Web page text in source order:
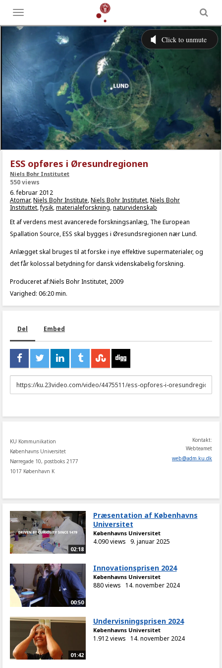
Toggle
menu
ESS opføres i Øresundregionen
Niels Bohr Institutet
550 views
6. februar 2012
Atomar,Niels Bohr Institute,Niels Bohr Institutet,Niels Bohr
Instituttet,fysik,materialeforskning,naturvidenskab
Et af verdens mest avancerede forskningsanlæg, The European
Spallation Source, ESS skal bygges i Øresundsregionen nær Lund.
Anlægget skal bruges til at forske i nye effektive supermaterialer, og
det får kolossal betydning for dansk videnskabelig forskning.
Produceret af:Niels Bohr Institutet, 2009
Varighed: 06:20 min.
Del Embed
URL
to
KU Kommunikation
Københavns Universitet
Nørregade 10, postboks 2177
1017 København K
Kontakt:
Webteamet
web@adm.ku.dk
02:18
Præsentation af Københavns
Universitet
Københavns Universitet
4.090 views 9. januar 2025
00:50
Innovationsprisen 2024
Københavns Universitet
880 views 14. november 2024
01:42
Undervisningsprisen 2024
Københavns Universitet
1.912 views 14. november 2024